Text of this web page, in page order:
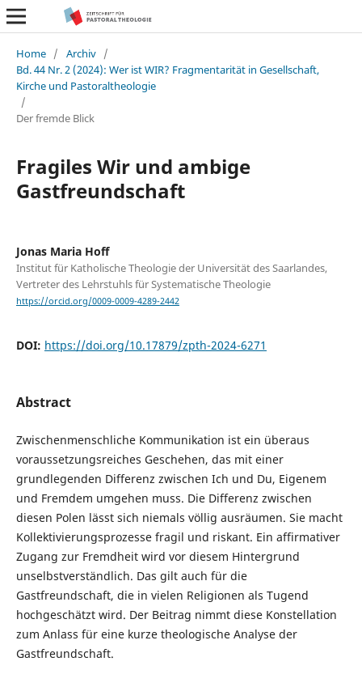
Home / Archiv /
Bd. 44 Nr. 2 (2024): Wer ist WIR? Fragmentarität in Gesellschaft,
Kirche und Pastoraltheologie
/
Der fremde Blick
Fragiles Wir und ambige
Gastfreundschaft
Jonas Maria Hoff
Institut für Katholische Theologie der Universität des Saarlandes,
Vertreter des Lehrstuhls für Systematische Theologie
https://orcid.org/0009-0009-4289-2442
DOI: https://doi.org/10.17879/zpth-2024-6271
Abstract
Zwischenmenschliche Kommunikation ist ein überaus
voraussetzungsreiches Geschehen, das mit einer
grundlegenden Differenz zwischen Ich und Du, Eigenem
und Fremdem umgehen muss. Die Differenz zwischen
diesen Polen lässt sich niemals völlig ausräumen. Sie macht
Kollektivierungsprozesse fragil und riskant. Ein affirmativer
Zugang zur Fremdheit wird vor diesem Hintergrund
unselbstverständlich. Das gilt auch für die
Gastfreundschaft, die in vielen Religionen als Tugend
hochgeschätzt wird. Der Beitrag nimmt diese Konstellation
zum Anlass für eine kurze theologische Analyse der
Gastfreundschaft.